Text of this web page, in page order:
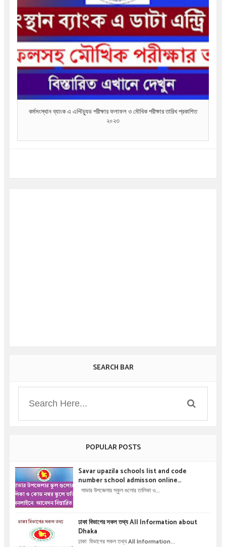
কর্মসংস্থান ব্যাংক এ এপ্টিচ্যুড পরীক্ষার ফলাফল ও মৌখিক পরীক্ষার তারিখ প্রকাশিত
২০২৩
SEARCH BAR
POPULAR POSTS
Savar upazila schools list and code
number school admisson online
application details !! সাভার উপজেলার স্কুল গুলোর
সাভার উপজেলার স্কুল গুলোর তালিকা ও...
ঢাকা বিভাগের সকল তথ্য All Information about
Dhaka
ঢাকা বিভাগের সকল তথ্য All Information...